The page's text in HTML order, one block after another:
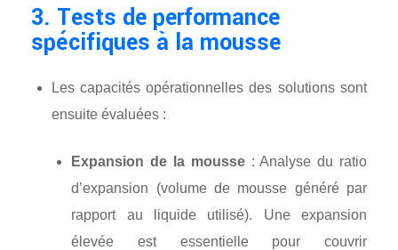
3. Tests de performance
spécifiques à la mousse
Les capacités opérationnelles des solutions sont
ensuite évaluées :
Expansion de la mousse: Analyse du ratio
d’expansion (volume de mousse généré par
rapport au liquide utilisé). Une expansion
élevée est essentielle pour couvrir